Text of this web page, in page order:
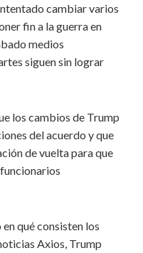
cambiar varios
fin a la guerra en
medios
siguen sin lograr
los cambios de Trump
del acuerdo y que
de vuelta para que
qué consisten los
Axios, Trump